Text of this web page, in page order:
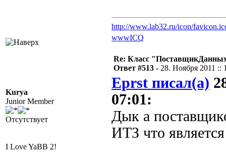
http://www.lab32.ru/icon/
wwwICQ
Kurya
Junior Member
Отсутствует
I Love YaBB 2!
Re: Класс
Ответ #513 - 28. Ноября 2011 ::
Eprst писал(а)
07:01:
Дык а
ИТЗ что